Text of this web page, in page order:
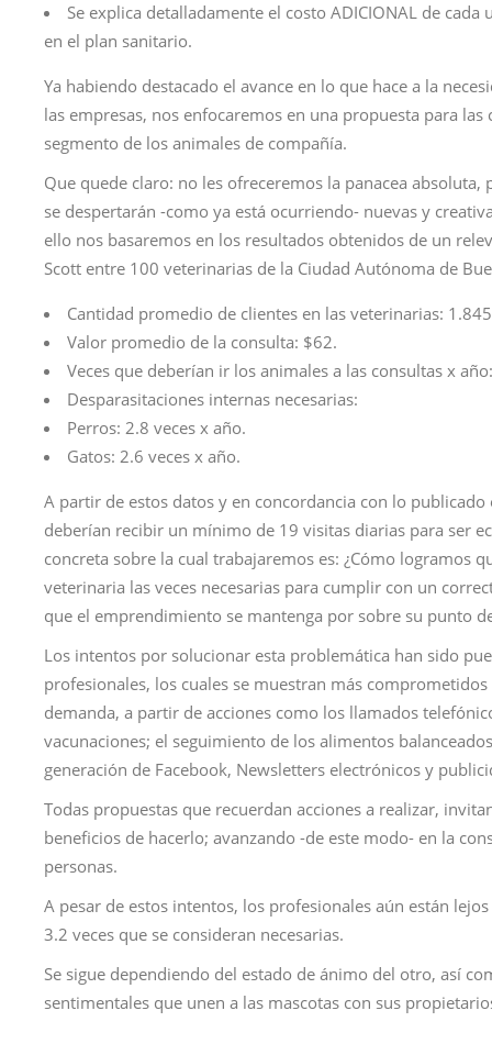
Se explica detalladamente el costo ADICIONAL de
en el plan sanitario.
Ya habiendo destacado el avance en lo que hace a la
las empresas, nos enfocaremos en una propuesta para
segmento de los animales de compañía.
Que quede claro: no les ofreceremos la panacea
se despertarán -como ya está ocurriendo- nuevas y
ello nos basaremos en los resultados obtenidos de un
Scott entre 100 veterinarias de la Ciudad Autónoma de
Cantidad promedio de clientes en las veterinarias:
Valor promedio de la consulta: $62.
Veces que deberían ir los animales a las consultas x
Desparasitaciones internas necesarias:
Perros: 2.8 veces x año.
Gatos: 2.6 veces x año.
A partir de estos datos y en concordancia con lo publicado
deberían recibir un mínimo de 19 visitas diarias para ser
concreta sobre la cual trabajaremos es: ¿Cómo logramos
veterinaria las veces necesarias para cumplir con un
que el emprendimiento se mantenga por sobre su punto
Los intentos por solucionar esta problemática han sido
profesionales, los cuales se muestran más
demanda, a partir de acciones como los llamados
vacunaciones; el seguimiento de los alimentos
generación de Facebook, Newsletters electrónicos y
Todas propuestas que recuerdan acciones a realizar,
beneficios de hacerlo; avanzando -de este modo- en la
personas.
A pesar de estos intentos, los profesionales aún están
3.2 veces que se consideran necesarias.
Se sigue dependiendo del estado de ánimo del otro, así
sentimentales que unen a las mascotas con sus